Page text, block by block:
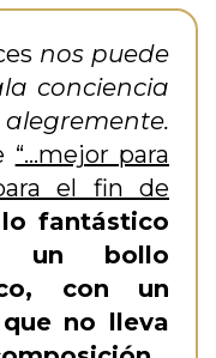
nos puede
conciencia
“…mejor para
el fin de
fantástico
un bollo
con un
no lleva